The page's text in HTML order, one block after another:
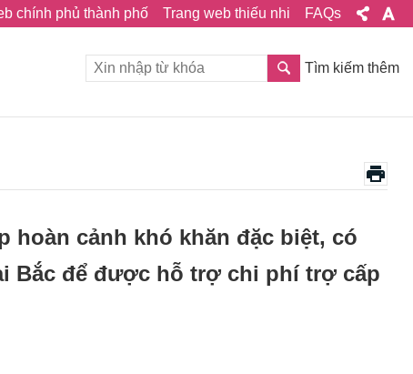
chính phủ thành phố Trang web thiếu nhi FAQs
Tìm kiếm thêm
hoàn cảnh khó khăn đặc biệt, có
Bắc để được hỗ trợ chi phí trợ cấp